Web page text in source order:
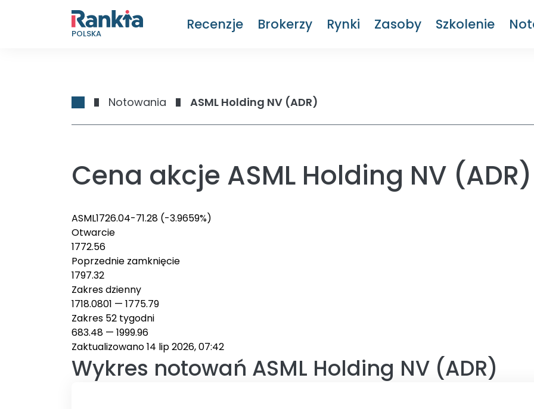
POLSKA
Recenzje Brokerzy Rynki Zasoby Szkolenie
Notowania ASML Holding NV (ADR)
Cena akcje ASML Holding NV
ASML1726.04-71.28 (-3.9659%)
Otwarcie
1772.56
Poprzednie zamknięcie
1797.32
Zakres dzienny
1718.0801 — 1775.79
Zakres 52 tygodni
683.48 — 1999.96
Zaktualizowano 14 lip 2026, 07:42
Wykres notowań ASML Holding NV (ADR)